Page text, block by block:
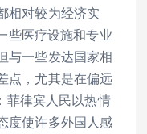
相对较为经济实
医疗设施和专业
与一些发达国家相
点，尤其是在偏远
律宾人民以热情
度使许多外国人感